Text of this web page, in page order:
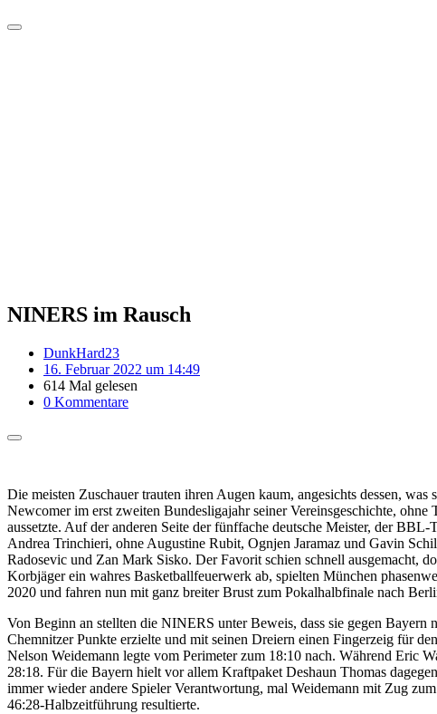
NINERS im Rausch
DunkHard23
16. Februar 2022 um 14:49
614 Mal gelesen
0 Kommentare
Die meisten Zuschauer trauten ihren Augen kaum, angesichts dessen,
Newcomer im erst zweiten Bundesligajahr seiner Vereinsgeschichte,
aussetzte. Auf der anderen Seite der fünffache deutsche Meister, der
Andrea Trinchieri, ohne Augustine Rubit, Ognjen Jaramaz und Gavin
Radosevic und Zan Mark Sisko. Der Favorit schien schnell ausgemacht,
Korbjäger ein wahres Basketballfeuerwerk ab, spielten München
2020 und fahren nun mit ganz breiter Brust zum Pokalhalbfinale nach
Von Beginn an stellten die NINERS unter Beweis, dass sie gegen
Chemnitzer Punkte erzielte und mit seinen Dreiern einen Fingerzeig für
Nelson Weidemann legte vom Perimeter zum 18:10 nach. Während Eric
28:18. Für die Bayern hielt vor allem Kraftpaket Deshaun Thomas
immer wieder andere Spieler Verantwortung, mal Weidemann mit Zug
46:28-Halbzeitführung resultierte.